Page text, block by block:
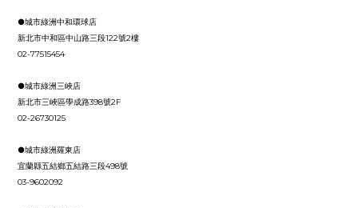
●城市綠洲中和環球店
新北市中和區中山路三段122號2樓
02-77515454
●城市綠洲三峽店
新北市三峽區學成路398號2F
02-26730125
●城市綠洲羅東店
宜蘭縣五結鄉五結路三段498號
03-9602092